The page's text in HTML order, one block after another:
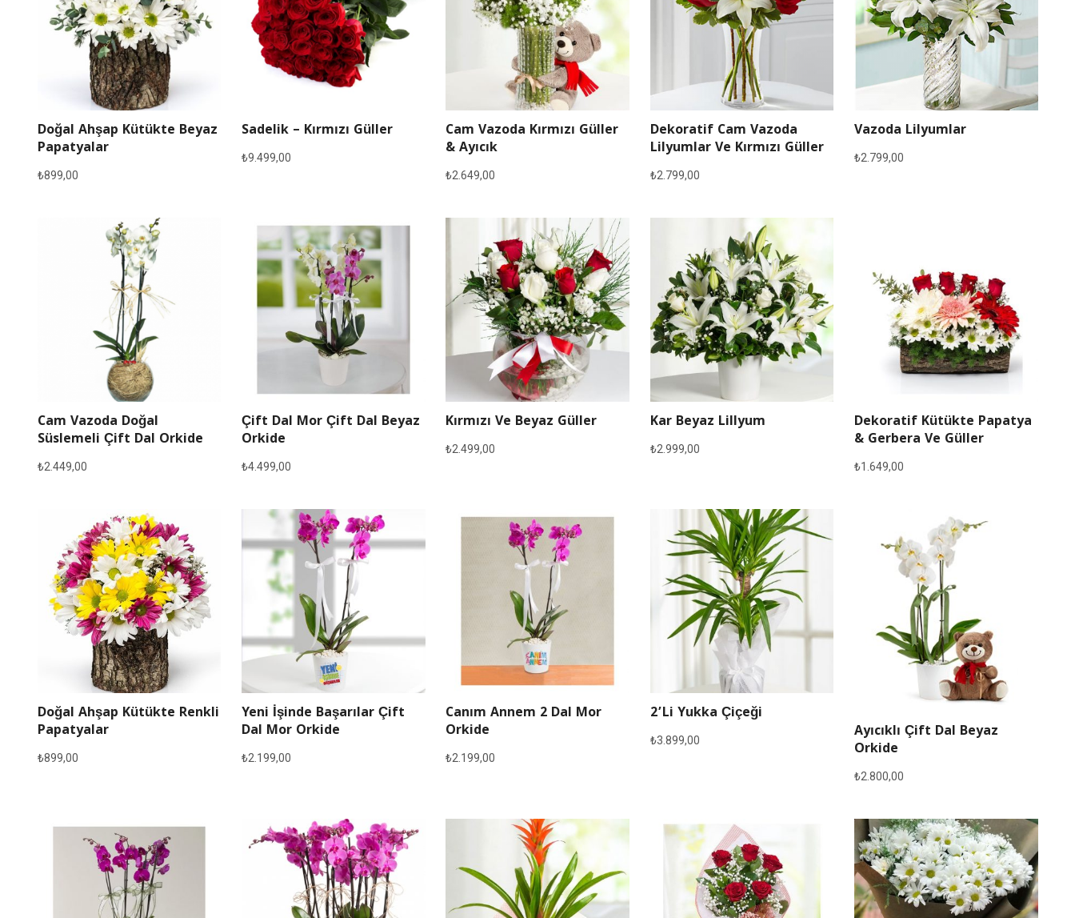
Doğal Ahşap Kütükte Beyaz
Papatyalar
₺899,00
Sadelik – Kırmızı Güller
₺9.499,00
Cam Vazoda Kırmızı Güller
& Ayıcık
₺2.649,00
Dekoratif Cam Vazoda
Lilyumlar Ve Kırmızı Güller
₺2.799,00
Vazoda Lilyumlar
₺2.799,00
Cam Vazoda Doğal
Süslemeli Çift Dal Orkide
₺2.449,00
Çift Dal Mor Çift Dal Beyaz
Orkide
₺4.499,00
Kırmızı Ve Beyaz Güller
₺2.499,00
Kar Beyaz Lillyum
₺2.999,00
Dekoratif Kütükte Papatya
& Gerbera Ve Güller
₺1.649,00
Doğal Ahşap Kütükte Renkli
Papatyalar
₺899,00
Yeni İşinde Başarılar Çift
Dal Mor Orkide
₺2.199,00
Canım Annem 2 Dal Mor
Orkide
₺2.199,00
2’li Yukka Çiçeği
₺3.899,00
Ayıcıklı Çift Dal Beyaz
Orkide
₺2.800,00